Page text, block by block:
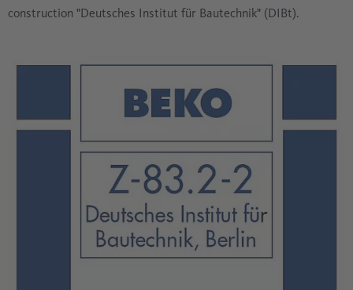
construction "Deutsches Institut für Bautechnik" (DIBt).